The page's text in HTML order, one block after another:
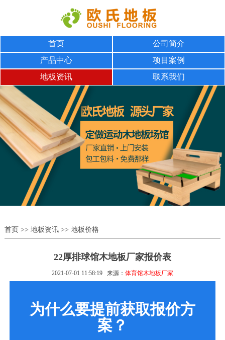
首页
公司简介
产品中心
项目案例
地板资讯
联系我们
首页>> 地板资讯>> 地板价格
22厚排球馆木地板厂家报价表
2021-07-01 11:58:19 来源： 体育馆木地板厂家
为什么要提前获取报价方
案？